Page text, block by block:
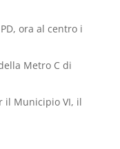
ora al centro i
Metro C di
il Municipio VI, il